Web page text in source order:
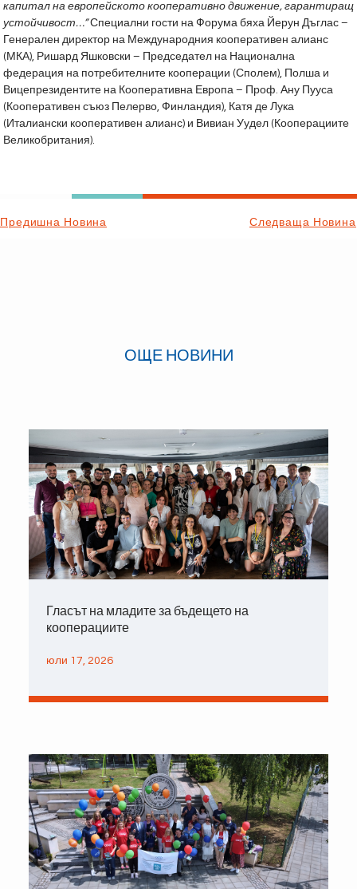
капитал на европейското кооперативно движение, гарантиращ
устойчивост…”Специални гости на Форума бяха Йерун Дъглас –
Генерален директор на Международния кооперативен алианс
(МКА), Ришард Яшковски – Председател на Национална
федерация на потребителните кооперации (Сполем), Полша и
Вицепрезидентите на Кооперативна Европа – Проф. Ану Пууса
(Кооперативен съюз Пелерво, Финландия), Катя де Лука
(Италиански кооперативен алианс) и Вивиан Уудел (Кооперациите
Великобритания).
Предишна Новина Следваща Новина
ОЩЕ НОВИНИ
Гласът на младите за бъдещето на
кооперациите
юли 17, 2026